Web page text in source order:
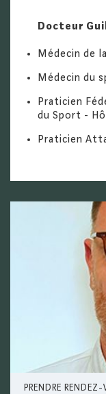
Docteur
Médecin de
Médecin du
Praticien
du Sport -
Praticien
PRENDRE